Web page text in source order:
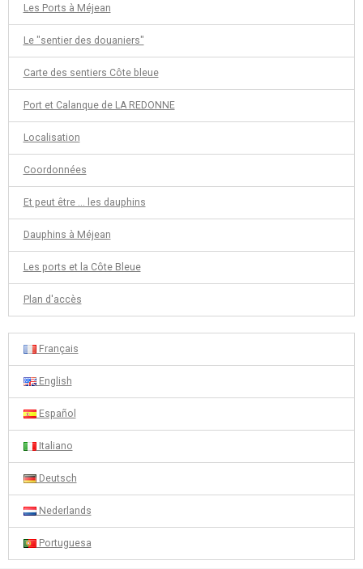
Les Ports à Méjean
Le "sentier des douaniers"
Carte des sentiers Côte bleue
Port et Calanque de LA REDONNE
Localisation
Coordonnées
Et peut être ... les dauphins
Dauphins à Méjean
Les ports et la Côte Bleue
Plan d'accès
Français
English
Español
Italiano
Deutsch
Nederlands
Portuguesa